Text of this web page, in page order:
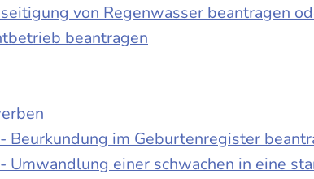
von Regenwasser beantragen
beantragen
Beurkundung im Geburtenregister
Umwandlung einer schwachen in eine